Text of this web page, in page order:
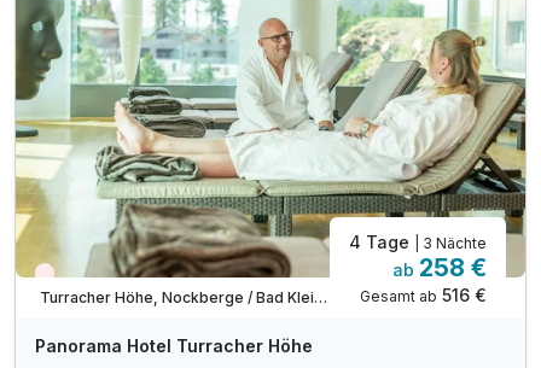
Wieder frei ab September
Turracher Höhe, Nockberge / Bad Kleinkirchheim
4 Tage | 3 Nächte
ab 258 €
Gesamt ab 516 €
Panorama Hotel Turracher Höhe